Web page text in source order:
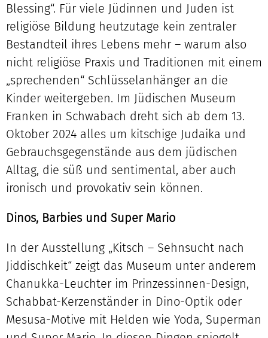
Blessing“. Für viele Jüdinnen und Juden ist
religiöse Bildung heutzutage kein zentraler
Bestandteil ihres Lebens mehr – warum also
nicht religiöse Praxis und Traditionen mit einem
„sprechenden“ Schlüsselanhänger an die
Kinder weitergeben. Im Jüdischen Museum
Franken in Schwabach dreht sich ab dem 13.
Oktober 2024 alles um kitschige Judaika und
Gebrauchsgegenstände aus dem jüdischen
Alltag, die süß und sentimental, aber auch
ironisch und provokativ sein können.
Dinos, Barbies und Super Mario
In der Ausstellung „Kitsch – Sehnsucht nach
Jiddischkeit“ zeigt das Museum unter anderem
Chanukka-Leuchter im Prinzessinnen-Design,
Schabbat-Kerzenständer in Dino-Optik oder
Mesusa-Motive mit Helden wie Yoda, Superman